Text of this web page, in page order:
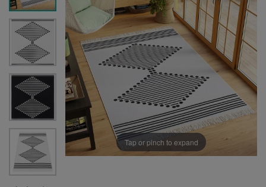
Tap or pinch to expand